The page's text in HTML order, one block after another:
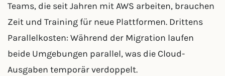
Teams, die seit Jahren mit AWS arbeiten, brauchen
Zeit und Training für neue Plattformen. Drittens
Parallelkosten: Während der Migration laufen
beide Umgebungen parallel, was die Cloud-
Ausgaben temporär verdoppelt.